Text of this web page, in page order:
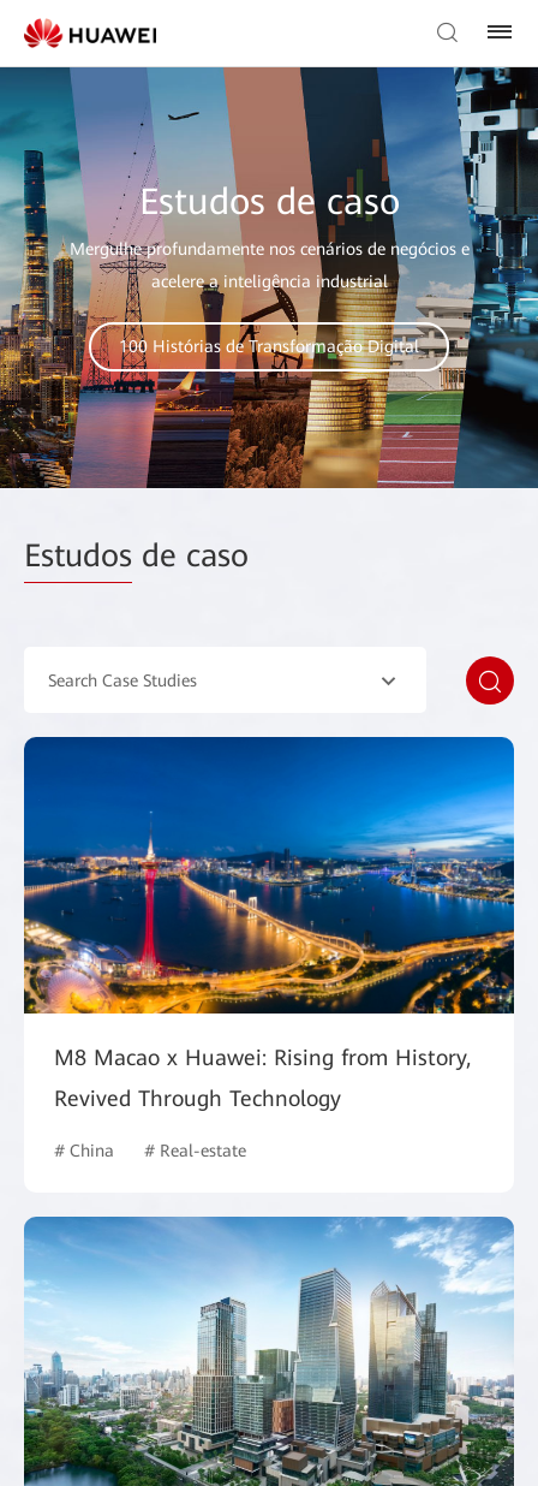
Estudos de caso
Mergulhe profundamente nos cenários de negócios e
acelere a inteligência industrial
100 Histórias de Transformação Digital
Estudos de caso
Search Case Studies
M8 Macao x Huawei: Rising from History,
Revived Through Technology
# China # Real-estate